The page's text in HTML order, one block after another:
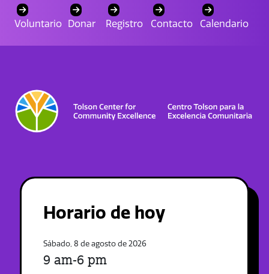
Voluntario Donar Registro Contacto Calendario
Horario de hoy
Sábado, 8 de agosto de 2026
9 am-6 pm